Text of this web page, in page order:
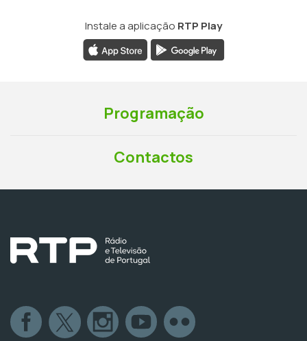
Instale a aplicação RTP Play
Programação
Contactos